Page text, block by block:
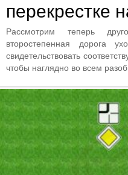
перекрестке
Рассмотрим теперь
второстепенная дорога
свидетельствовать
чтобы наглядно во всем